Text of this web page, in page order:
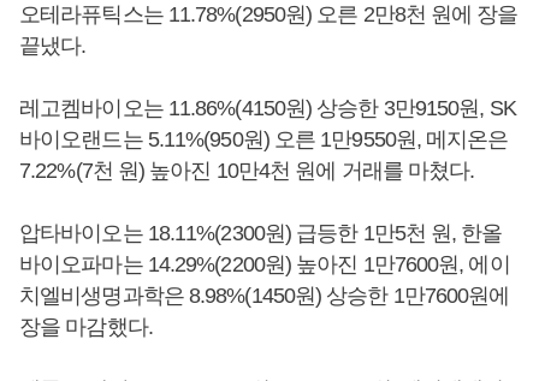
오테라퓨틱스는 11.78%(2950원) 오른 2만8천 원에 장을
끝냈다.
레고켐바이오는 11.86%(4150원) 상승한 3만9150원, SK
바이오랜드는 5.11%(950원) 오른 1만9550원, 메지온은
7.22%(7천 원) 높아진 10만4천 원에 거래를 마쳤다.
압타바이오는 18.11%(2300원) 급등한 1만5천 원, 한올
바이오파마는 14.29%(2200원) 높아진 1만7600원, 에이
치엘비생명과학은 8.98%(1450원) 상승한 1만7600원에
장을 마감했다.